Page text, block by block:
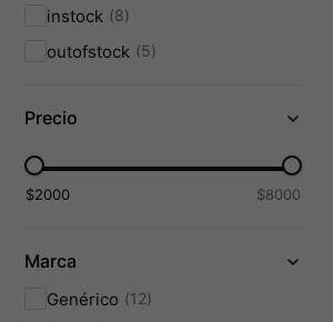
instock 8
outofstock 5
Precio
$2000 $8000
Marca
Genérico 12